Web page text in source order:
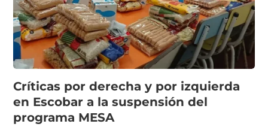
Críticas por derecha y por izquierda
en Escobar a la suspensión del
programa MESA